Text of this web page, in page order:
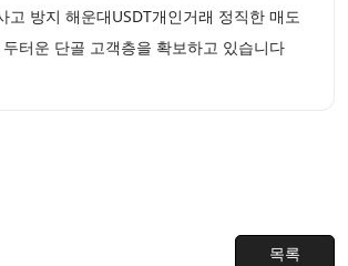
고 방지 해운대USDT개인거래 정직한 매도
터운 단골 고객층을 확보하고 있습니다
목록